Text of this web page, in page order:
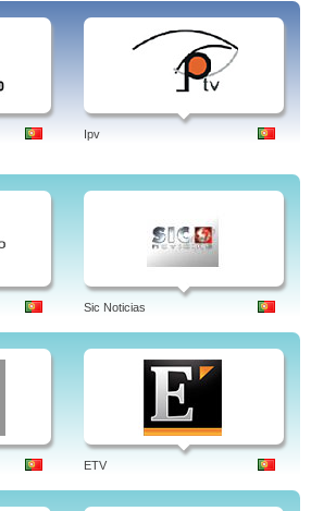
Ipv
Sic Noticias
ETV